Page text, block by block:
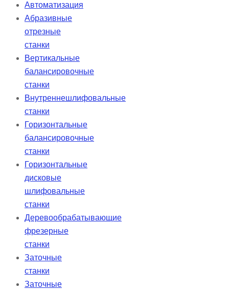
Автоматизация
Абразивные
отрезные
станки
Вертикальные
балансировочные
станки
Внутреннешлифовальные
станки
Горизонтальные
балансировочные
станки
Горизонтальные
дисковые
шлифовальные
станки
Деревообрабатывающие
фрезерные
станки
Заточные
станки
Заточные